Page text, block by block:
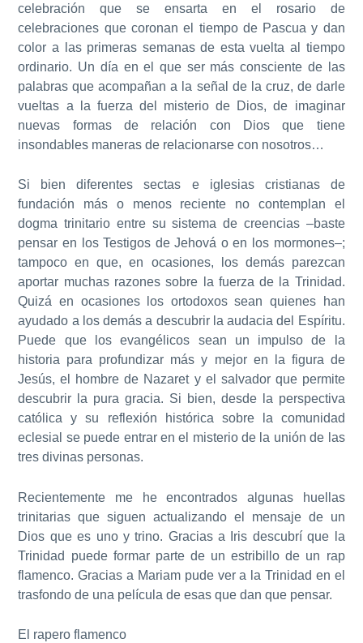
celebración que se ensarta en el rosario de
celebraciones que coronan el tiempo de Pascua y dan
color a las primeras semanas de esta vuelta al tiempo
ordinario. Un día en el que ser más consciente de las
palabras que acompañan a la señal de la cruz, de darle
vueltas a la fuerza del misterio de Dios, de imaginar
nuevas formas de relación con Dios que tiene
insondables maneras de relacionarse con nosotros…
Si bien diferentes sectas e iglesias cristianas de
fundación más o menos reciente no contemplan el
dogma trinitario entre su sistema de creencias –baste
pensar en los Testigos de Jehová o en los mormones–;
tampoco en que, en ocasiones, los demás parezcan
aportar muchas razones sobre la fuerza de la Trinidad.
Quizá en ocasiones
los ortodoxos sean quienes han
ayudado a los demás a descubrir la audacia del Espíritu.
Puede que los evangélicos sean un impulso de la
historia para profundizar más y mejor en la figura de
Jesús, el hombre de Nazaret y el salvador que permite
descubrir la pura gracia. Si bien, desde la perspectiva
católica y su reflexión histórica sobre la comunidad
eclesial se puede entrar en el misterio de la unión de las
tres divinas personas.
Recientemente me he encontrados algunas huellas
trinitarias que siguen actualizando el mensaje de un
Dios que es uno y trino. Gracias a Iris descubrí que
la
Trinidad puede formar parte de un estribillo de un rap
flamenco. Gracias a Mariam pude ver a la Trinidad en el
trasfondo de una película de esas que dan que pensar.
El rapero flamenco